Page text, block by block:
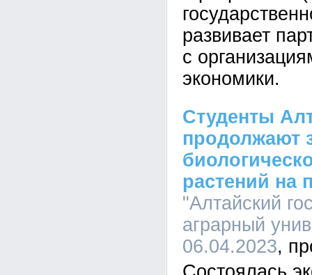
развивает
с
экономики.
Студенты
продолжают
растений на
"Алтайский
аграрный
06.04.2023